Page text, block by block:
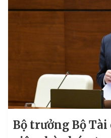
Bộ trưởng Bộ